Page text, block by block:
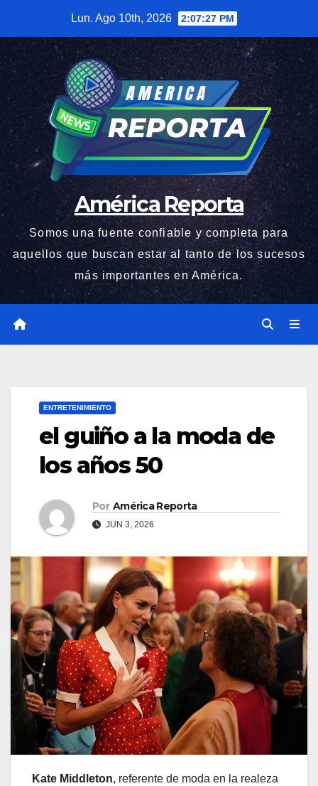
contenido
Lun. Ago 10th, 2026 2:07:29 PM
América Reporta
Somos una fuente confiable y completa para
aquellos que buscan estar al tanto de los sucesos
más importantes en América.
ENTRETENIMIENTO
el guiño a la moda de
los años 50
Por América Reporta
JUN 3, 2026
Kate Middleton, referente de moda en la realeza